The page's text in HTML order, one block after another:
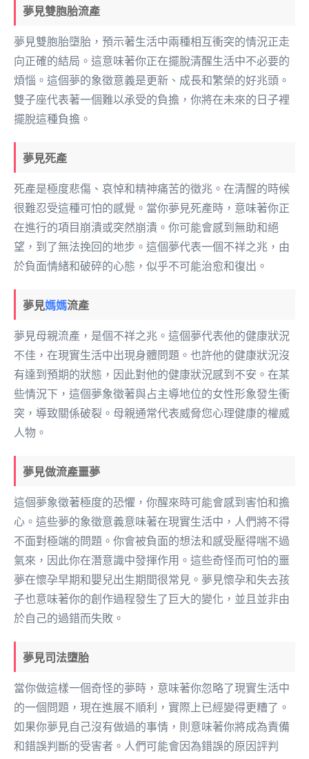
夢見雙胞胎流產
夢見雙胞胎墮胎，預示著生活中兩種相互衝突的情況正走
向正確的結局。這意味著你正在擺脫清醒生活中不必要的
煩惱。這個夢的象徵意義是更新、成長和繁榮的好兆頭。
雙子座代表著一個難以承受的負擔，你將在未來的日子裡
擺脫這種負擔。
夢見死產
死產是極度悲傷、哀悼和精神痛苦的徵兆。在清醒的時候
很難忍受這種可怕的感覺。當你夢見死產時，意味著你正
在進行的項目崩潰或突然崩潰。你可能會感到無助和絕
望，到了無法挽回的地步。這個夢代表一個不祥之兆，由
於負面情緒和破碎的心態，似乎不可能治愈和復出。
夢見媽媽流產
夢見母親流產，是個不祥之兆。這個夢代表他的健康狀況
不佳，在現實生活中出現身體問題。也許他的健康狀況沒
有達到預期的狀態，因此對他的健康狀況感到不安。在某
些情況下，這個夢象徵著與占主導地位的女性形象發生衝
突，導致關係破裂。母親通常代表威脅您心理健康的權威
人物。
夢見做流產噩夢
這個夢象徵著極度的恐懼，你醒來時可能會感到害怕和擔
心。這些夢的象徵意義意味著在現實生活中，人們將不得
不面對極端的問題。你會被負面的想法和感受壓得喘不過
氣來，因此你在潛意識中發揮作用。這些奇怪而可怕的噩
夢在懷孕早期和嬰兒出生期間很常見。夢見懷孕和失去孩
子也意味著你的創作過程發生了巨大的變化，並且並非由
於自己的過錯而失敗。
夢見司法墮胎
當你做這樣一個奇怪的夢時，意味著你忽略了現實生活中
的一個問題，現在進展不順利，實際上已經變得更糟了。
如果你夢見自己沒有做過的事情，則意味著你將成為責備
和錯誤判斷的受害者。人們可能會因為錯誤的原因評判